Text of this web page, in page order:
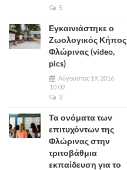
5
Εγκαινιάστηκε ο
Ζωολογικός Κήπος
Φλώρινας (video,
pics)
Αύγουστος 19, 2016
10:02
3
Τα ονόματα των
επιτυχόντων της
Φλώρινας στην
τριτοβάθμια
εκπαίδευση για το